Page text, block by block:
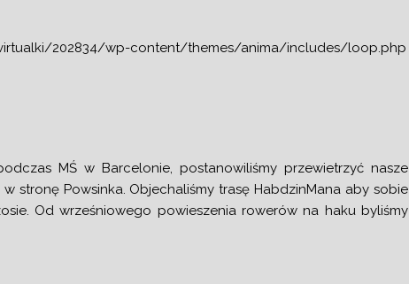
202834/wp-content/themes/anima/includes/loop.php
MŚ w Barcelonie, postanowiliśmy przewietrzyć nasze
stronę Powsinka. Objechaliśmy trasę HabdzinMana aby sobie
Od wrześniowego powieszenia rowerów na haku byliśmy